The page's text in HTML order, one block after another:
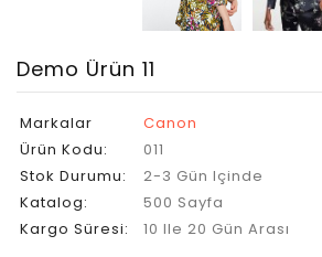
Demo Ürün 11
Markalar
Canon
Ürün Kodu:
011
Stok Durumu:
2-3 Gün Içinde
Katalog:
500 Sayfa
Kargo Süresi:
10 Ile 20 Gün Arası